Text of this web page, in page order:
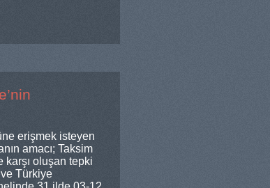
erişmek isteyen
amacı; Taksim
karşı oluşan tepki
Türkiye